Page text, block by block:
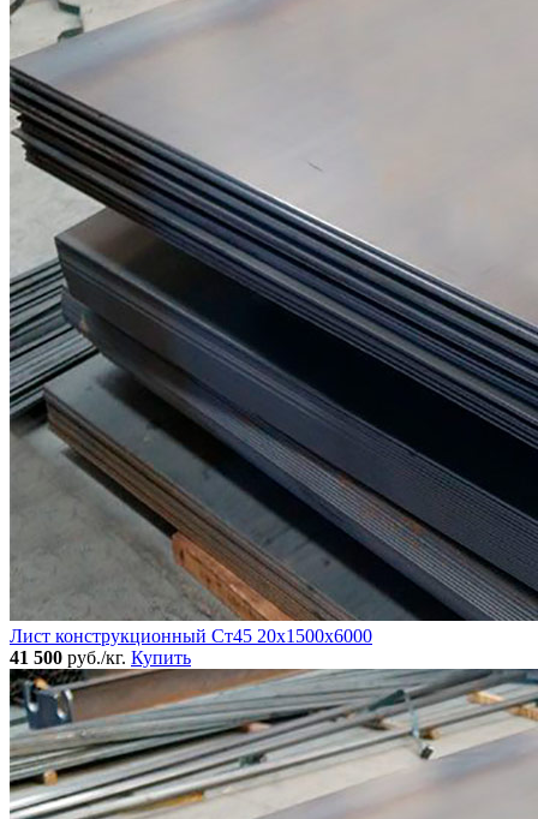
Лист конструкционный Ст45 20х1500х6000
41 500 руб./кг. Купить